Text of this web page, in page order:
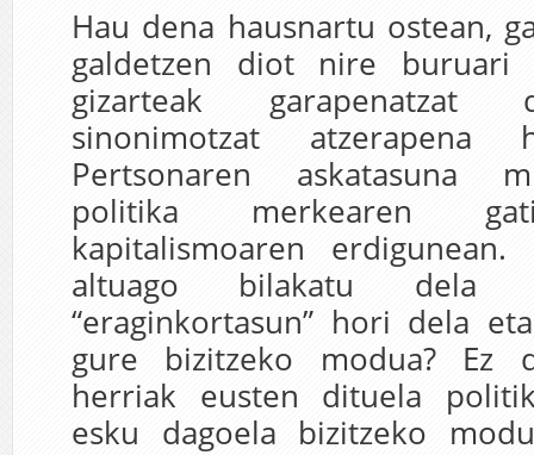
Hau dena hausnartu ostean,
galdetzen diot nire buruari
gizarteak garapenatzat
sinonimotzat atzerapena
Pertsonaren askatasuna
politika merkearen
kapitalismoaren
altuago bilakatu dela
“eraginkortasun” hori dela
gure bizitzeko modua? Ez
herriak eusten dituela
esku dagoela bizitzeko